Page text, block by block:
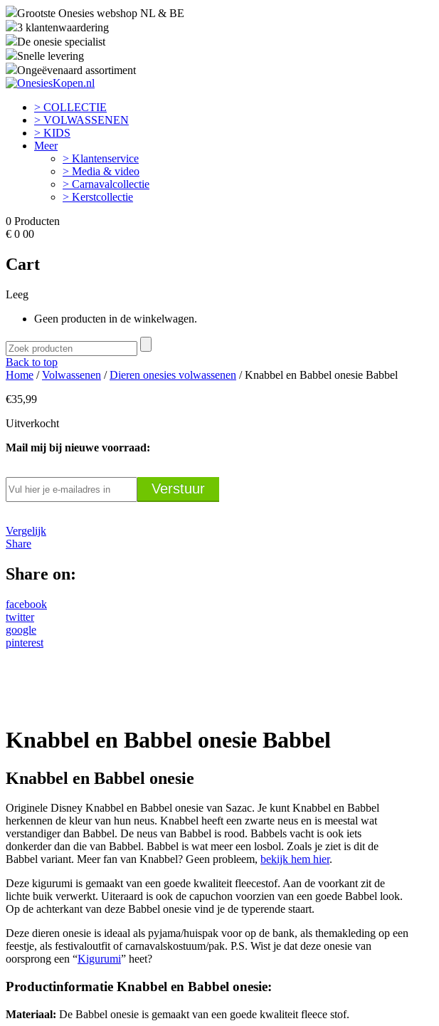
Grootste Onesies webshop NL & BE
3 klantenwaardering
De onesie specialist
Snelle levering
Ongeëvenaard assortiment
> COLLECTIE
> VOLWASSENEN
> KIDS
Meer
> Klantenservice
> Media & video
> Carnavalcollectie
> Kerstcollectie
0 Producten
€ 0 00
Cart
Leeg
Geen producten in de winkelwagen.
Back to top
Home /Volwassenen /Dieren onesies volwassenen / Knabbel en Babbel onesie Babbel
€35,99
Uitverkocht
Mail mij bij nieuwe voorraad:
Vergelijk
Share
Share on:
facebook
twitter
google
pinterest
Knabbel en Babbel onesie Babbel
Knabbel en Babbel onesie
Originele Disney Knabbel en Babbel onesie van Sazac. Je kunt Knabbel en Babbel
herkennen de kleur van hun neus. Knabbel heeft een zwarte neus en is meestal wat
verstandiger dan Babbel. De neus van Babbel is rood. Babbels vacht is ook iets
donkerder dan die van Babbel. Babbel is wat meer een losbol. Zoals je ziet is dit de
Babbel variant. Meer fan van Knabbel? Geen probleem, bekijk hem hier.
Deze kigurumi is gemaakt van een goede kwaliteit fleecestof. Aan de voorkant zit de
lichte buik verwerkt. Uiteraard is ook de capuchon voorzien van een goede Babbel look.
Op de achterkant van deze Babbel onesie vind je de typerende staart.
Deze dieren onesie is ideaal als pyjama/huispak voor op de bank, als themakleding op een
feestje, als festivaloutfit of carnavalskostuum/pak. P.S. Wist je dat deze onesie van
oorsprong een “Kigurumi” heet?
Productinformatie Knabbel en Babbel onesie:
Materiaal: De Babbel onesie is gemaakt van een goede kwaliteit fleece stof.